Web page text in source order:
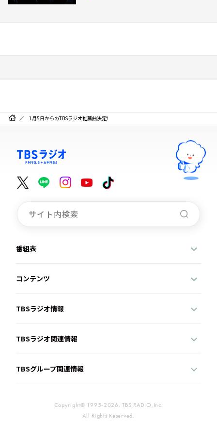
1月5日からのTBSラジオ推薦曲決定！
番組表
コンテンツ
TBSラジオ情報
TBSラジオ関連情報
TBSグループ関連情報
Copyright© 1995-2026, TBS RADIO,Inc.
All Rights Reserved.